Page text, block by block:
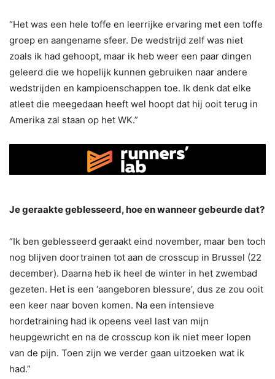
“Het was een hele toffe en leerrijke ervaring met een toffe
groep en aangename sfeer. De wedstrijd zelf was niet
zoals ik had gehoopt, maar ik heb weer een paar dingen
geleerd die we hopelijk kunnen gebruiken naar andere
wedstrijden en kampioenschappen toe. Ik denk dat elke
atleet die meegedaan heeft wel hoopt dat hij ooit terug in
Amerika zal staan op het WK.”
Je geraakte geblesseerd, hoe en wanneer gebeurde dat?
“Ik ben geblesseerd geraakt eind november, maar ben toch
nog blijven doortrainen tot aan de crosscup in Brussel (22
december). Daarna heb ik heel de winter in het zwembad
gezeten. Het is een ‘aangeboren blessure’, dus ze zou ooit
een keer naar boven komen. Na een intensieve
hordetraining had ik opeens veel last van mijn
heupgewricht en na de crosscup kon ik niet meer lopen
van de pijn. Toen zijn we verder gaan uitzoeken wat ik
had.”